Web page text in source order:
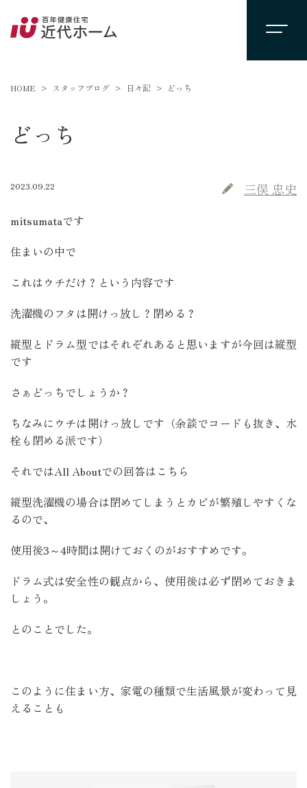
HOME スタッフブログ 日々記 どっち
どっち
2023.09.22 三俣 忠史
mitsumataです
住まいの中で
これはウチだけ？という内容です
洗濯機のフタは開けっ放し？閉める？
縦型とドラム型ではそれぞれあると思いますが今回は縦型
です
さぁどっちでしょうか？
ちなみにウチは開けっ放しです（余談でコードも抜き、水
栓も閉める派です）
それではAll Aboutでの回答はこちら
縦型洗濯機の場合は閉めてしまうとカビが繁殖しやすくな
るので、
使用後3～4時間は開けておくのがおすすめです。
ドラム式は安全性の観点から、使用後は必ず閉めておきま
しょう。
とのことでした。
このように住まい方、家電の種類で生活風景が変わって見
えることも